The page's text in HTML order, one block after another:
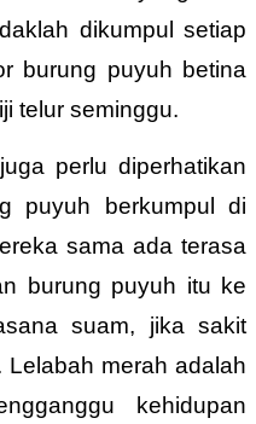
dikumpul setiap
burung puyuh betina
telur seminggu.
perlu diperhatikan
puyuh berkumpul di
sama ada terasa
burung puyuh itu ke
suam, jika sakit
Lelabah merah adalah
kehidupan